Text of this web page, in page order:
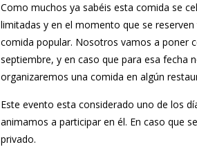
Como muchos ya sabéis esta comida se
limitadas y en el momento que se
comida popular. Nosotros vamos a poner
septiembre, y en caso que para esa fecha
organizaremos una comida en algún
Este evento esta considerado uno de los
animamos a participar en él. En caso que
privado.